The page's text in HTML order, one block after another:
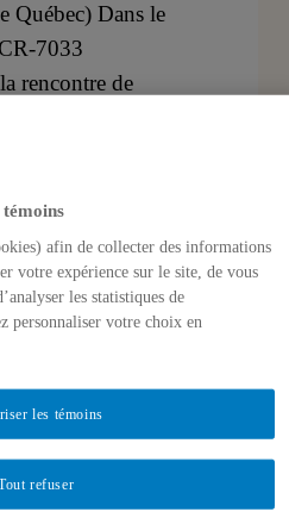
Québec) Dans le
7033
rencontre de
Bordeaux
à Chicago
=
meeting/register/u5Isf-
h 30(heure de
Amandine
docteure en études
afin de collecter des informations
votre expérience sur le site, de vous
les statistiques de
personnaliser votre choix en
refuser
les témoins